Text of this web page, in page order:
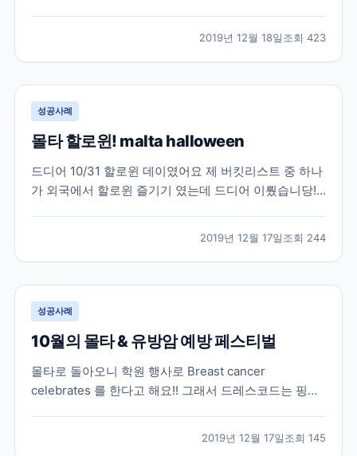
생활을 올려 보겠습니다! 벌써 할로윈데이가 지난지 한
달이 넘었는데 이제서야 올리네요 ㅠㅠ 다른 컬리지들
도...
2019년 12월 18일조회 423
성공사례
몰타 할로윈! malta halloween
드디어 10/31 할로윈 데이였어요 제 버킷리스트 중 하나
가 외국에서 할로윈 즐기기 였는데 드디어 이뤘습니당!!!
해왔어요 다들 너무 잘 준비해오지 않았나요?! 특히 선생
님들이 대박이었어요 원더우먼, 좀비, 도...
2019년 12월 17일조회 244
성공사례
10월의 몰타 & 유방암 예방 페스티벌
몰타로 돌아오니 학원 행사로 Breast cancer
celebrates 를 한다고 해요!! 그래서 드레스코드는 핑크!
남색티입은 도XX 얼굴과 표정이 저렇죠? 혼자 영화찍는
2019년 12월 17일조회 145